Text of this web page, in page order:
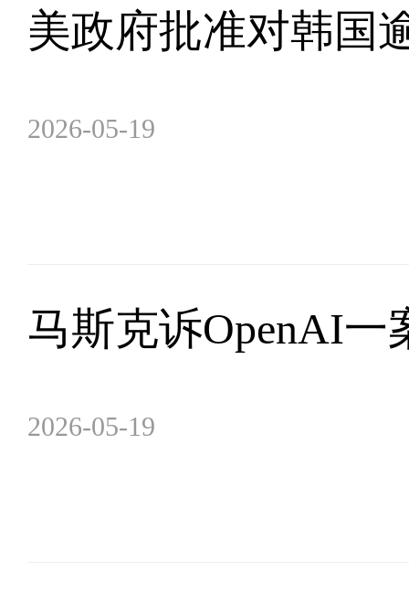
美政府批准对韩国
2026-05-19
马斯克诉OpenAI一
2026-05-19